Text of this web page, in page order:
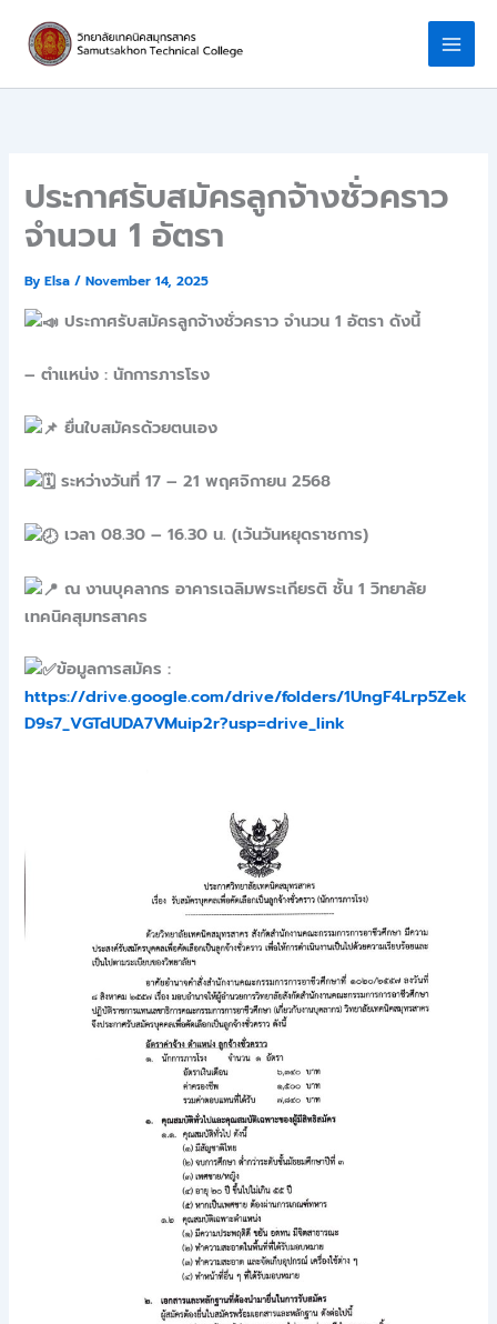
content
ประกาศรับสมัครลูกจ้างชั่วคราว
จำนวน 1 อัตรา
ByElsa/November 14, 2025
ประกาศรับสมัครลูกจ้างชั่วคราว จำนวน 1 อัตรา ดังนี้
– ตำแหน่ง : นักการภารโรง
ยื่นใบสมัครด้วยตนเอง
ระหว่างวันที่ 17 – 21 พฤศจิกายน 2568
เวลา 08.30 – 16.30 น. (เว้นวันหยุดราชการ)
ณ งานบุคลากร อาคารเฉลิมพระเกียรติ ชั้น 1 วิทยาลัย
เทคนิคสุมทรสาคร
ข้อมูลการสมัคร :
https://drive.google.com/drive/folders/1UngF4Lrp5Zek
D9s7_VGTdUDA7VMuip2r?usp=drive_link